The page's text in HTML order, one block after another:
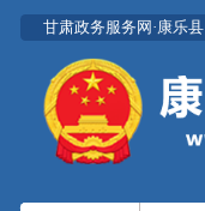
甘肃政务服务网·康乐县